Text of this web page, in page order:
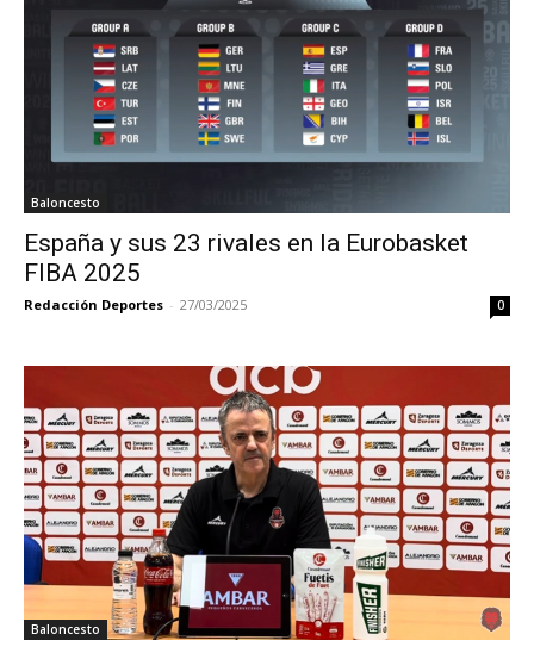
Baloncesto
España y sus 23 rivales en la Eurobasket
FIBA 2025
Redacción Deportes - 27/03/2025 0
Baloncesto